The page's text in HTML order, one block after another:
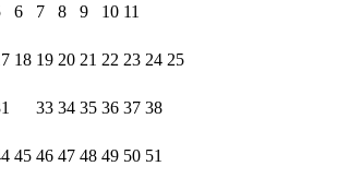
6 7 8 9 10 11
18 19 20 21 22 23 24 25
33 34 35 36 37 38
45 46 47 48 49 50 51